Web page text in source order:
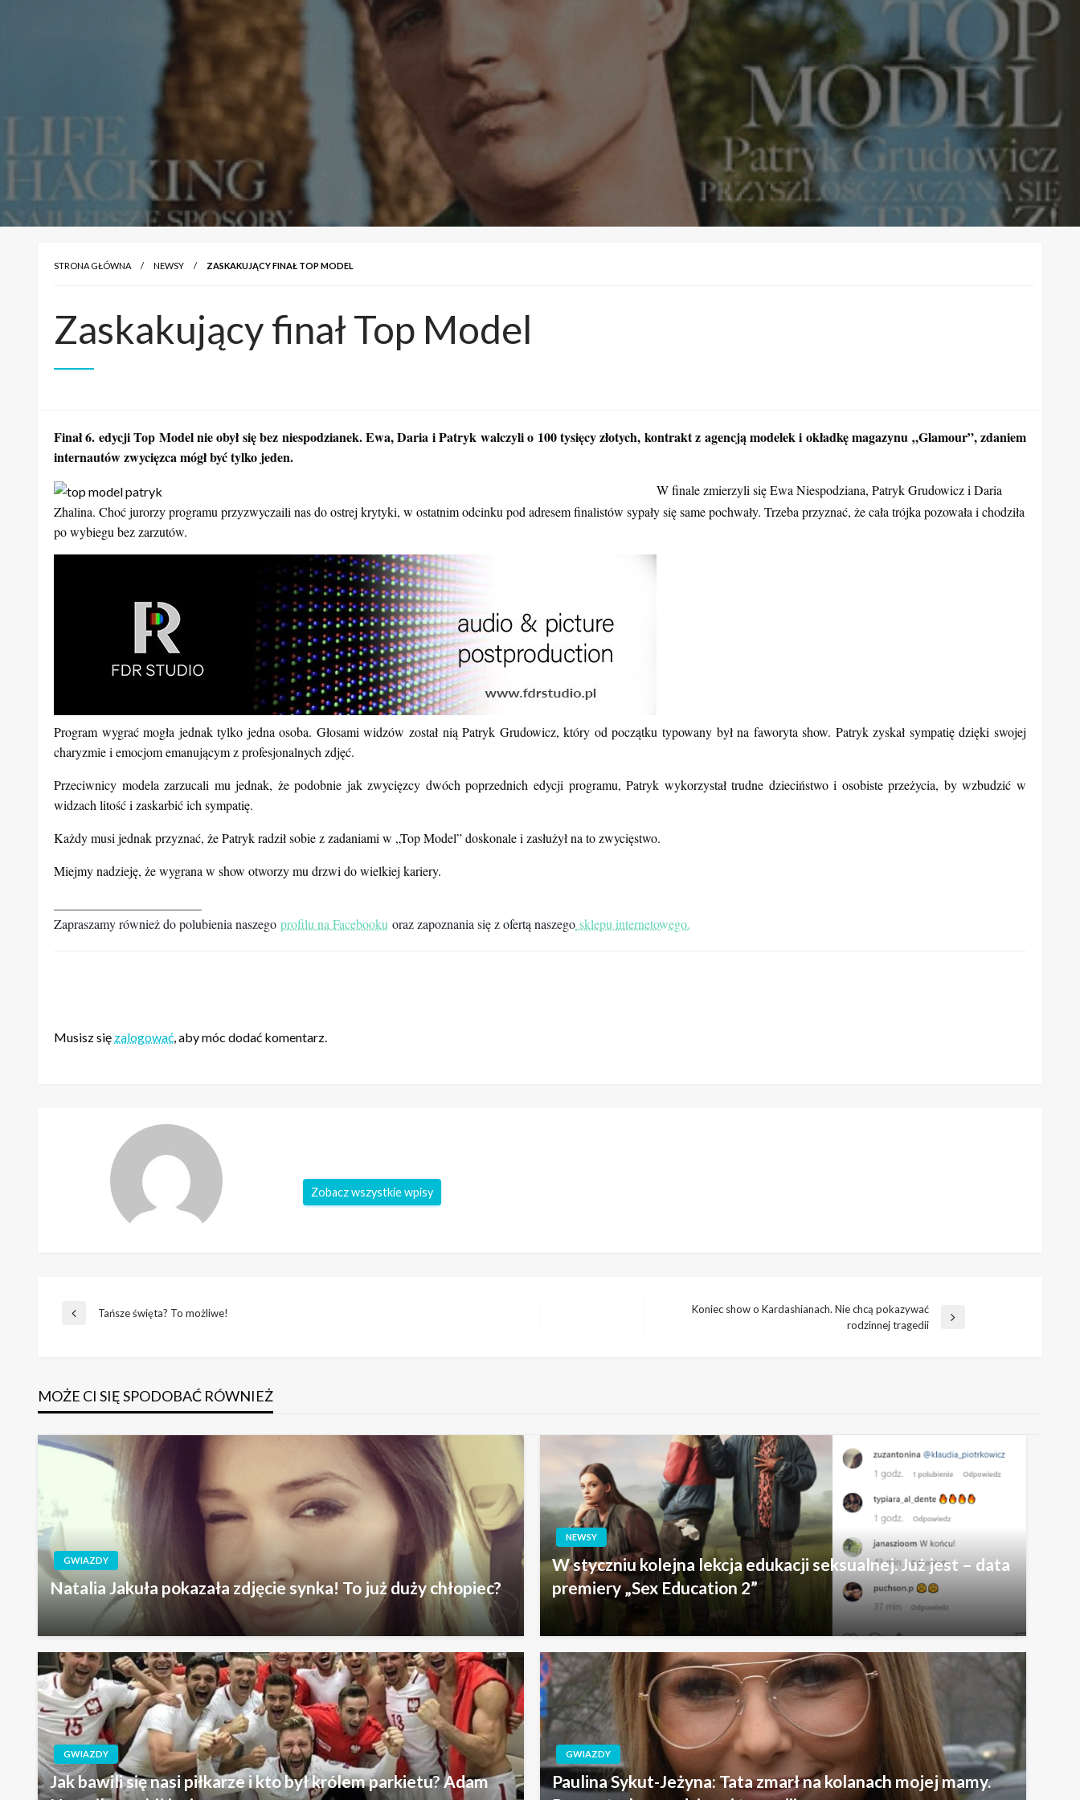
STRONA GŁÓWNA NEWSY ZASKAKUJĄCY FINAŁ TOP MODEL
Zaskakujący finał Top Model
Finał 6. edycji Top Model nie obył się bez niespodzianek. Ewa, Daria i Patryk walczyli o 100 tysięcy złotych, kontrakt z agencją modelek i okładkę magazynu „Glamour”, zdaniem
internautów zwycięzca mógł być tylko jeden.
W finale zmierzyli się Ewa Niespodziana, Patryk Grudowicz i Daria
Zhalina. Choć jurorzy programu przyzwyczaili nas do ostrej krytyki, w ostatnim odcinku pod adresem finalistów sypały się same pochwały. Trzeba przyznać, że cała trójka pozowała i chodziła
po wybiegu bez zarzutów.
Program wygrać mogła jednak tylko jedna osoba. Głosami widzów został nią Patryk Grudowicz, który od początku typowany był na faworyta show. Patryk zyskał sympatię dzięki swojej
charyzmie i emocjom emanującym z profesjonalnych zdjęć.
Przeciwnicy modela zarzucali mu jednak, że podobnie jak zwycięzcy dwóch poprzednich edycji programu, Patryk wykorzystał trudne dzieciństwo i osobiste przeżycia, by wzbudzić w
widzach litość i zaskarbić ich sympatię.
Każdy musi jednak przyznać, że Patryk radził sobie z zadaniami w „Top Model” doskonale i zasłużył na to zwycięstwo.
Miejmy nadzieję, że wygrana w show otworzy mu drzwi do wielkiej kariery.
Zapraszamy również do polubienia naszego profilu na Facebooku oraz zapoznania się z ofertą naszego sklepu internetowego.
Musisz się zalogować, aby móc dodać komentarz.
Zobacz wszystkie wpisy
Nawigacja
Poprzedni
Tańsze święta? To możliwe!
Koniec show o Kardashianach. Nie chcą pokazywać
rodzinnej tragedii
MOŻE CI SIĘ SPODOBAĆ RÓWNIEŻ
GWIAZDY
Natalia Jakuła pokazała zdjęcie synka! To już duży chłopiec?
NEWSY
W styczniu kolejna lekcja edukacji seksualnej. Już jest – data
premiery „Sex Education 2”
GWIAZDY
Jak bawili się nasi piłkarze i kto był królem parkietu? Adam
GWIAZDY
Paulina Sykut-Jeżyna: Tata zmarł na kolanach mojej mamy.